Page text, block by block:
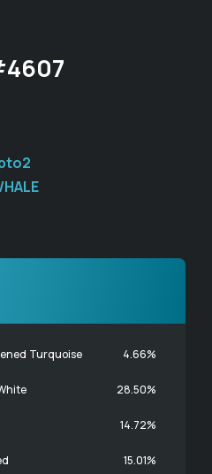
Turquoise 4.66%
28.50%
14.72%
15.01%